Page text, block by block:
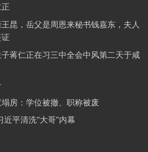
昆，岳父是周恩来秘书钱嘉东，夫人
蒋仁正在习三中全会中风第二天于咸
房：学位被撤、职称被废
平清洗“大哥”内幕